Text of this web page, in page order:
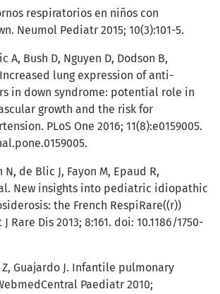
respiratorios en niños con
Neumol Pediatr 2015; 10(3):101-5.
A, Bush D, Nguyen D, Dodson B,
lung expression of anti-
in down syndrome: potential role in
growth and the risk for
PLoS One 2016; 11(8):e0159005.
de Blic J, Fayon M, Epaud R,
New insights into pediatric idiopathic
the French RespiRare((r))
Rare Dis 2013; 8:161. doi: 10.1186/1750-
Z, Guajardo J. Infantile pulmonary
Paediatr 2010;